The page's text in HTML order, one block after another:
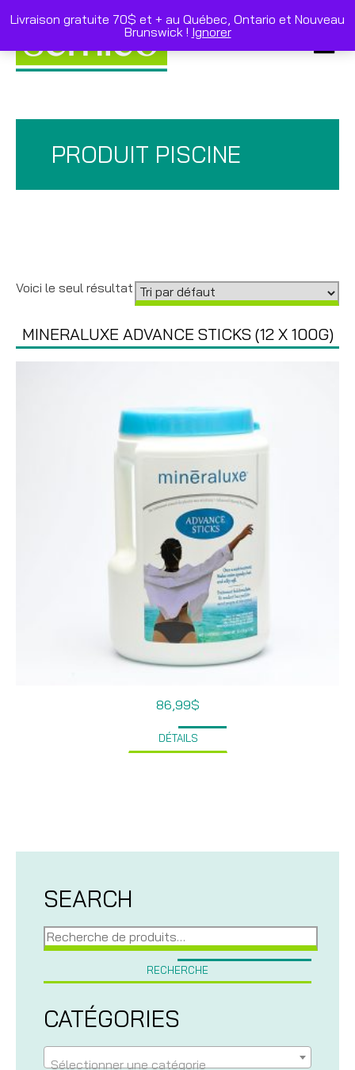
to
PRODUIT PISCINE
Voici le seul résultat
MINERALUXE ADVANCE STICKS (12 X 100G)
86,99$
DÉTAILS
SEARCH
Recherche
pour :
RECHERCHE
CATÉGORIES
Sélectionner une catégorie
Livraison gratuite 70$ et + au Québec, Ontario et Nouveau
Brunswick ! Ignorer